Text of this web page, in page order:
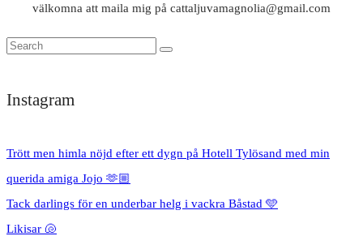
välkomna att maila mig på cattaljuvamagnolia@gmail.com
Instagram
Trött men himla nöjd efter ett dygn på Hotell Tylösand med min
querida amiga Jojo 🫶🏼
Tack darlings för en underbar helg i vackra Båstad 🩵
Likisar 🐚